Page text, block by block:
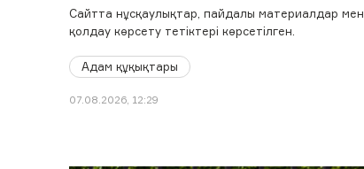
Сайтта нұсқаулықтар, пайдалы материалдар мен
қолдау көрсету тетіктері көрсетілген.
Адам құқықтары
07.08.2026, 12:29